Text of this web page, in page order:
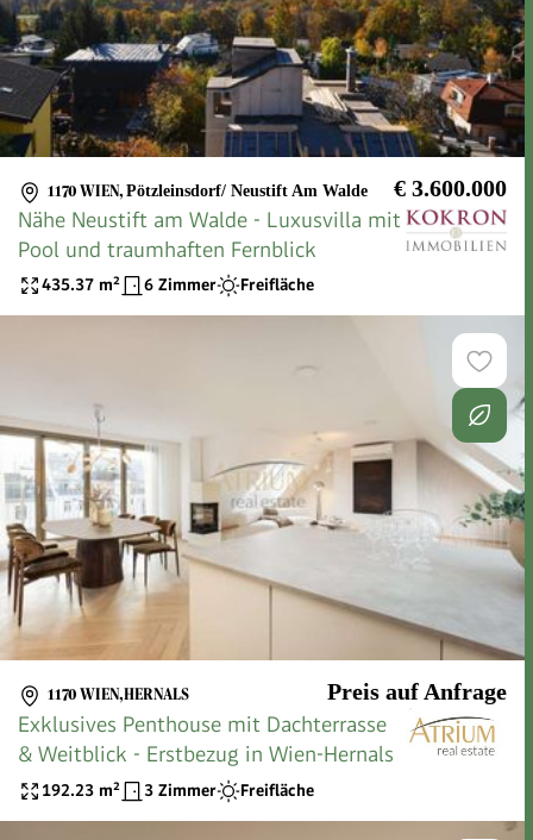
1170 WIEN, Pötzleinsdorf/ Neustift Am Walde € 3.600.000
Nähe Neustift am Walde - Luxusvilla mit
Pool und traumhaften Fernblick
435.37 m² 6 Zimmer Freifläche
1170 WIEN,HERNALS Preis auf Anfrage
Exklusives Penthouse mit Dachterrasse
& Weitblick - Erstbezug in Wien-Hernals
192.23 m² 3 Zimmer Freifläche